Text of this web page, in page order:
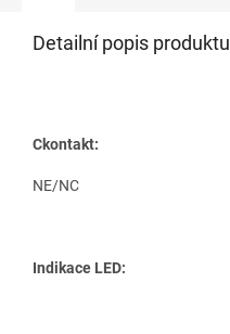
Detailní popis produktu
Сkontakt:
NE/NC
Indikace LED: